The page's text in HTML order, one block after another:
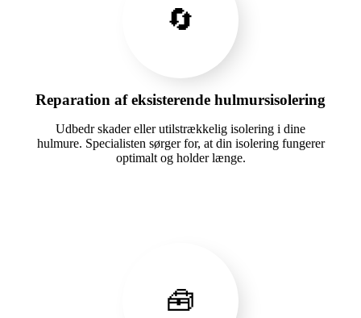
🔄
Reparation af eksisterende hulmursisolering
Udbedr skader eller utilstrækkelig isolering i dine
hulmure. Specialisten sørger for, at din isolering fungerer
optimalt og holder længe.
🧰